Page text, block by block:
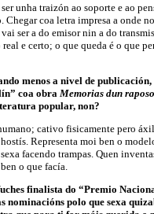
unha traizón ao soporte e ao
coa letra impresa a onde
ser a do emisor nin a do
e certo; o que queda é o que
menos a nivel de publicación,
coa obra Memorias dun raposo
popular, non?
cativo fisicamente pero
Representa moi ben o
facendo trampas. Quen
o que facía.
finalista do “Premio
nominacións polo que sexa